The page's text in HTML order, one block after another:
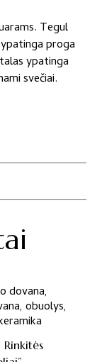
Tegul
proga
ypatinga
svečiai.
Rinkitės